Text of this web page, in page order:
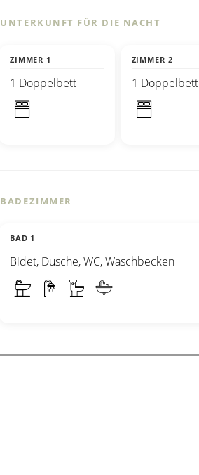
UNTERKUNFT FÜR DIE NACHT
ZIMMER 1
1 Doppelbett
ZIMMER 2
1 Doppelbett
BADEZIMMER
BAD 1
Bidet, Dusche, WC, Waschbecken